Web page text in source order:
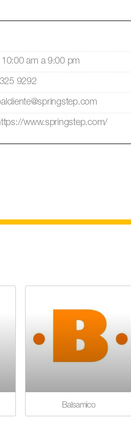
am a 9:00 pm
9292
www.springstep.com/
Balsamico